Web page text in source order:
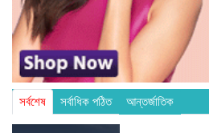
সর্বশেষ সর্বাধিক পঠিত আন্তর্জাতিক